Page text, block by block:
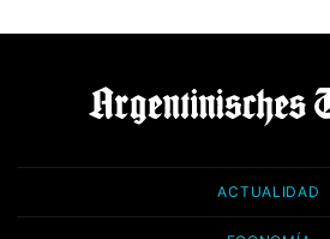
ACTUALIDAD